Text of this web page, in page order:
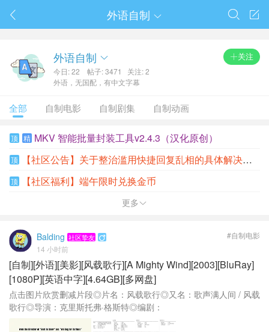
 

外语自制 
外语自制 
今日: 22 帖子: 3471
关注: 2
外语，无国配，有中文字幕
关注
全部 自制电影 自制剧集 自制动画
顶 精 MKV 智能批量封装工具v2.4.3（汉化原创）
顶 【社区公告】关于整治滥用快捷回复乱相的具体解决方案
顶 【社区福利】端午限时兑换金币
更多 
Balding 社区挚友 
14 小时前
#自制电影
[自制][外语][美影][风载歌行][A Mighty Wind][2003][BluRay]
[1080P][英语中字][4.64GB][多网盘]
点击图片欣赏删减片段◎片名：风载歌行◎又名：歌声满人间 / 风载
歌行◎导演：克里斯托弗·格斯特◎编剧：